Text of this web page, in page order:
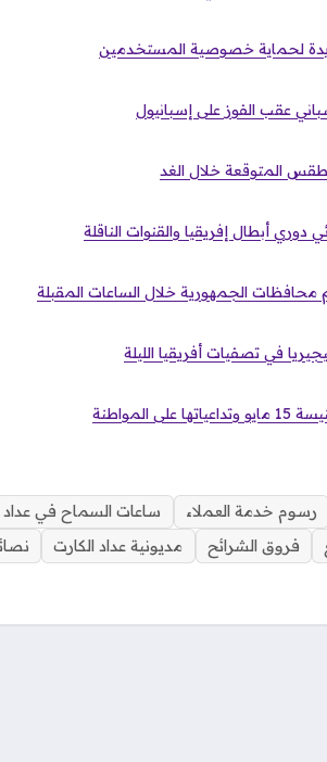
عقب الفوز على إسبانيول
المتوقعة خلال الغد
أبطال إفريقيا والقنوات الناقلة
الجمهورية خلال الساعات المقبلة
رسوم خدمة العملاء ساعات السماح في عداد
فروق الشرائح مديونية عداد الكارت